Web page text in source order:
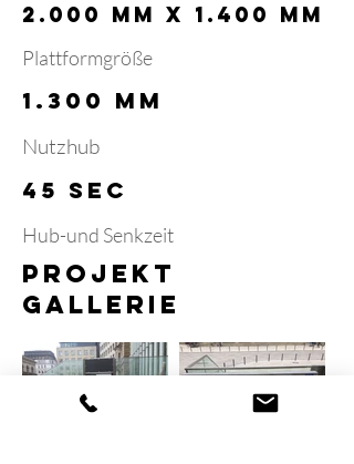
2.000 mm x 1.400 mm
Plattformgröße
1.300 mm
Nutzhub
45 SEC
Hub-und Senkzeit
Projekt
gallerie